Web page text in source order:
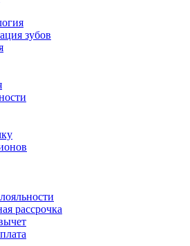
зубов
рассрочка